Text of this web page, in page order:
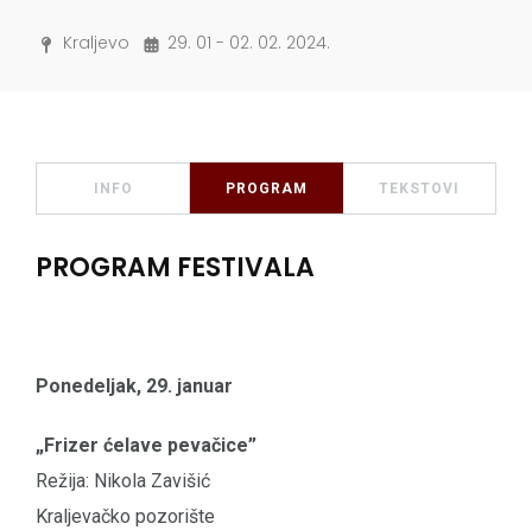
Kraljevo 29. 01 - 02. 02. 2024.
INFO PROGRAM TEKSTOVI
PROGRAM FESTIVALA
Ponedeljak, 29. januar
„Frizer ćelave pevačice”
Režija: Nikola Zavišić
Kraljevačko pozorište